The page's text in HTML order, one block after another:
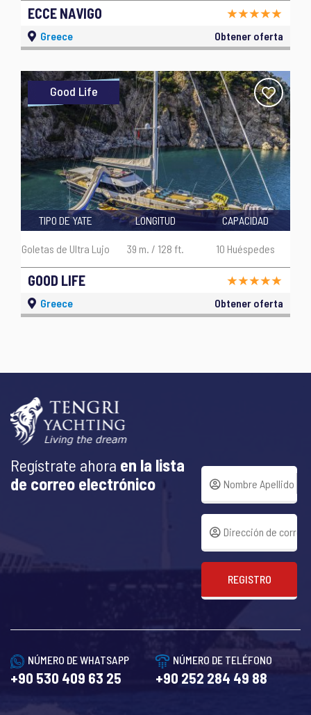
ECCE NAVIGO
Greece Obtener oferta
Good Life
GOOD LIFE
TIPO DE YATE
Goletas de Ultra Lujo
LONGITUD
39 m. / 128 ft.
CAPACIDAD
10 Huéspedes
Greece Obtener oferta
Regístrate ahora en la lista
de correo electrónico
REGISTRO
NÚMERO DE WHATSAPP
+90 530 409 63 25
NÚMERO DE TELÉFONO
+90 252 284 49 88